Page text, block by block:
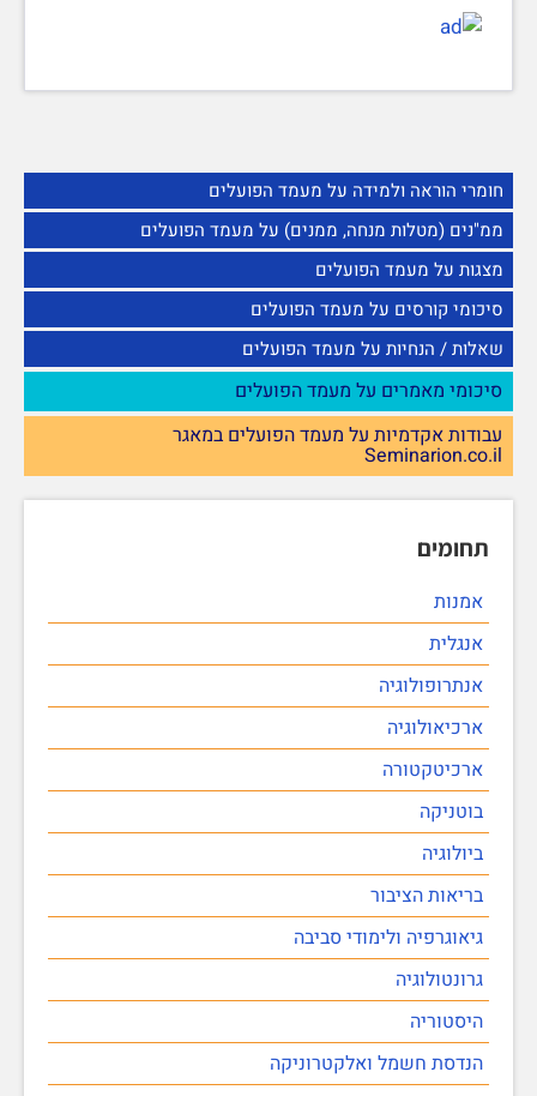
חומרי הוראה ולמידה על מעמד הפועלים
ממ"נים (מטלות מנחה, ממנים) על מעמד הפועלים
מצגות על מעמד הפועלים
סיכומי קורסים על מעמד הפועלים
שאלות / הנחיות על מעמד הפועלים
סיכומי מאמרים על מעמד הפועלים
עבודות אקדמיות על מעמד הפועלים במאגר
Seminarion.co.il
תחומים
אמנות
אנגלית
אנתרופולוגיה
ארכיאולוגיה
ארכיטקטורה
בוטניקה
ביולוגיה
בריאות הציבור
גיאוגרפיה ולימודי סביבה
גרונטולוגיה
היסטוריה
הנדסת חשמל ואלקטרוניקה